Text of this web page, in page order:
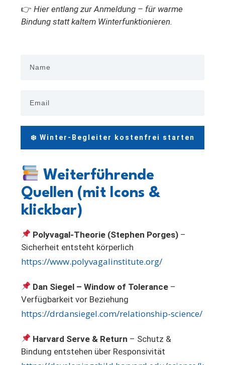
👉 Hier entlang zur Anmeldung – für warme
Bindung statt kaltem Winterfunktionieren.
❄️ Winter-Begleiter kostenfrei starten
Weiterführende
Quellen (mit Icons &
klickbar)
Polyvagal-Theorie (Stephen Porges) –
Sicherheit entsteht körperlich
https://www.polyvagalinstitute.org/
Dan Siegel – Window of Tolerance –
Verfügbarkeit vor Beziehung
https://drdansiegel.com/relationship-science/
Harvard Serve & Return – Schutz &
Bindung entstehen über Responsivität